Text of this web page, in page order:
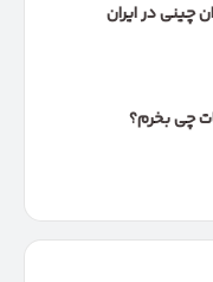
چینی در ایران
چی بخرم؟